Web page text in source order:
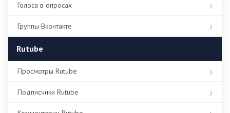
Голоса в опросах
Группы Вконтакте
Rutube
Просмотры Rutube
Подписчики Rutube